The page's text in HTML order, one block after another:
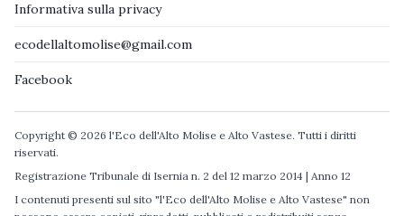
Informativa sulla privacy
ecodellaltomolise@gmail.com
Facebook
Copyright © 2026 l'Eco dell'Alto Molise e Alto Vastese. Tutti i diritti
riservati.
Registrazione Tribunale di Isernia n. 2 del 12 marzo 2014 | Anno 12
I contenuti presenti sul sito "l'Eco dell'Alto Molise e Alto Vastese" non